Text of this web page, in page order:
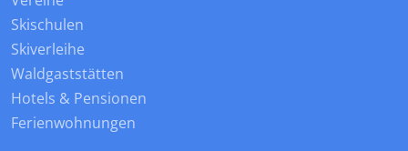
Skischulen
Skiverleihe
Waldgaststätten
Hotels & Pensionen
Ferienwohnungen